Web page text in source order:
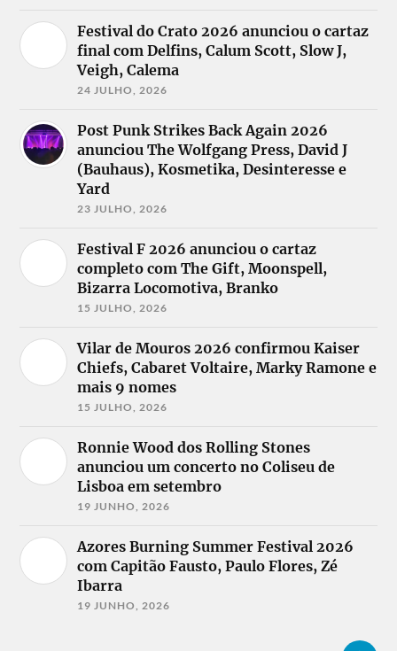
Festival do Crato 2026 anunciou o cartaz
final com Delfins, Calum Scott, Slow J,
Veigh, Calema
24 JULHO, 2026
Post Punk Strikes Back Again 2026
anunciou The Wolfgang Press, David J
(Bauhaus), Kosmetika, Desinteresse e
Yard
23 JULHO, 2026
Festival F 2026 anunciou o cartaz
completo com The Gift, Moonspell,
Bizarra Locomotiva, Branko
15 JULHO, 2026
Vilar de Mouros 2026 confirmou Kaiser
Chiefs, Cabaret Voltaire, Marky Ramone e
mais 9 nomes
15 JULHO, 2026
Ronnie Wood dos Rolling Stones
anunciou um concerto no Coliseu de
Lisboa em setembro
19 JUNHO, 2026
Azores Burning Summer Festival 2026
com Capitão Fausto, Paulo Flores, Zé
Ibarra
19 JUNHO, 2026